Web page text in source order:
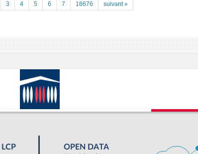
3 4 5 6 7 16676 suivant »
LCP
OPEN DATA